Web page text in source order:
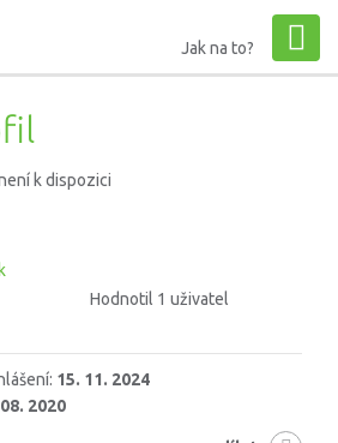
Jak na to?
Hodnotil 1 uživatel
15. 11. 2024
2020